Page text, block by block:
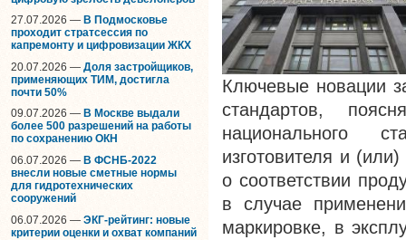
27.07.2026 — В Подмосковье
проходит стратсессия по
капремонту и цифровизации ЖКХ
20.07.2026 — Доля застройщиков,
применяющих ТИМ, достигла
почти 50%
09.07.2026 — В Москве выдали
более 500 разрешений на работы
по сохранению ОКН
06.07.2026 — В ФСНБ-2022
внесли новые сметные нормы
для гидротехнических
сооружений
06.07.2026 — ЭКГ-рейтинг: новые
критерии оценки и охват компаний
Ключевые новации
стандартов,
национального
изготовителя и
о соответствии
в случае
маркировке, в